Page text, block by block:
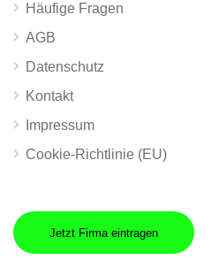
Häufige Fragen
AGB
Datenschutz
Kontakt
Impressum
Cookie-Richtlinie (EU)
Jetzt Firma eintragen